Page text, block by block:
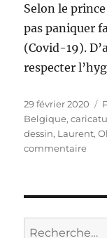
Selon le
pas paniquer
(Covid-19).
respecter
Publié
le
29 février 2020
Belgique,
dessin, Laurent,
commentairesur
!
Recherche